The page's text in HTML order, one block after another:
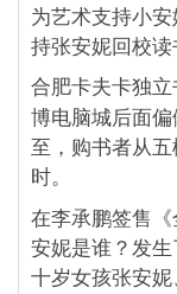
为艺术支持小
持张安妮回校读
合肥卡夫卡独
博电脑城后面
至，购书者从
时。
在李承鹏签售
安妮是谁？发
十岁女孩张安